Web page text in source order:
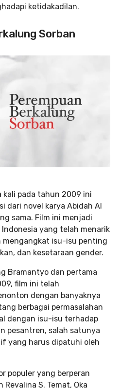
ketidakadilan.
Sorban
kali pada tahun 2009 ini
dari novel karya Abidah Al
sama. Film ini menjadi
yang telah menarik
mengangkat isu-isu penting
dan kesetaraan gender.
Bramantyo dan pertama
film ini telah
dengan banyaknya
berbagai permasalahan
dengan isu-isu terhadap
pesantren, salah satunya
yang harus dipatuhi oleh
populer yang berperan
S. Temat, Oka